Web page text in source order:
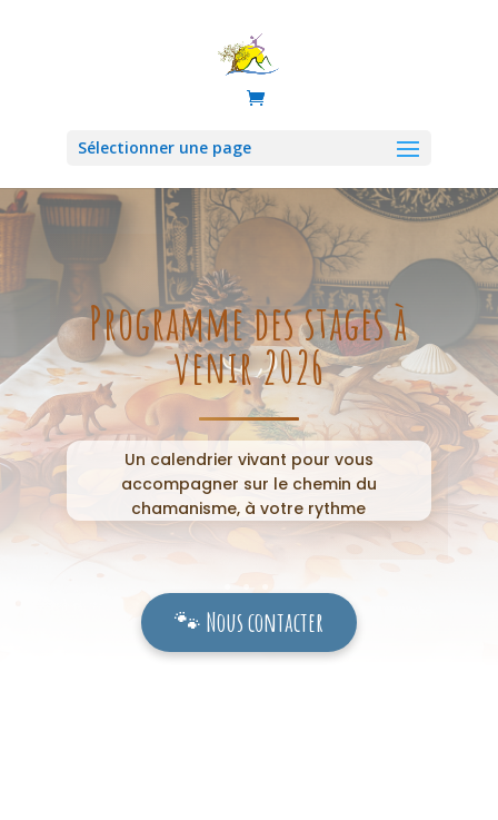
Sélectionner une page
Programme des stages à
venir 2026
Un calendrier vivant pour vous
accompagner sur le chemin du
chamanisme, à votre rythme
🐾 Nous contacter